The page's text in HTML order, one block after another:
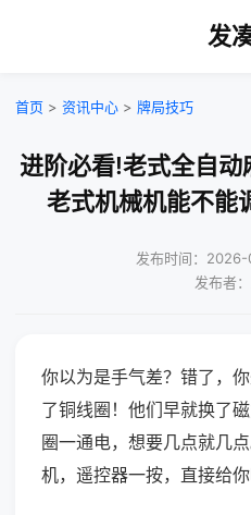
发
首页 > 资讯中心 > 牌局技巧
进阶必看!老式全自动
老式机械机能不能
发布时间：
发布者
你以为是手气差？错了，
了铜线圈！他们早就换了
圈一通电，想要几点就几
机，遥控器一按，直接给你